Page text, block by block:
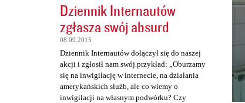
Dziennik Internautów
zgłasza swój absurd
08.09.2015
Dziennik Internautów dołączył się do naszej
akcji i zgłosił nam swój przykład: „Oburzamy
się na inwigilację w internecie, na działania
amerykańskich służb, ale co wiemy o
inwigilacji na własnym podwórku? Czy